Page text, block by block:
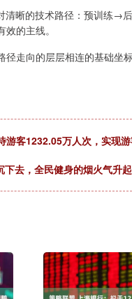
清晰的技术路径：预训练
的主线。
径走向的层层相连的基础
游客1232.05万人次，实现
去，全民健身的烟火气升